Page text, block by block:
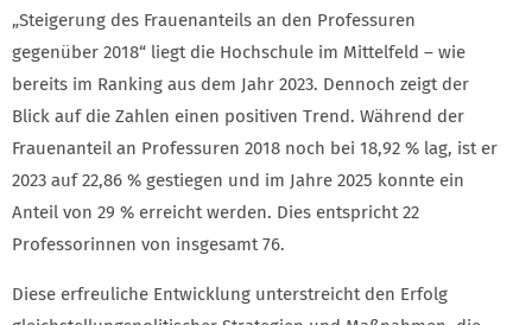
„Steigerung des Frauenanteils an den Professuren
gegenüber 2018“ liegt die Hochschule im Mittelfeld – wie
bereits im Ranking aus dem Jahr 2023. Dennoch zeigt der
Blick auf die Zahlen einen positiven Trend. Während der
Frauenanteil an Professuren 2018 noch bei 18,92 % lag, ist er
2023 auf 22,86 % gestiegen und im Jahre 2025 konnte ein
Anteil von 29 % erreicht werden. Dies entspricht 22
Professorinnen von insgesamt 76.
Diese erfreuliche Entwicklung unterstreicht den Erfolg